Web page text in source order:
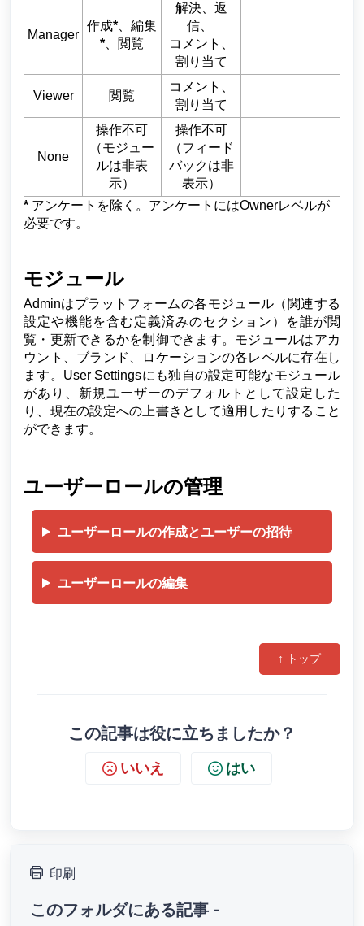
Manager
作成* 、編集
* 、閲覧
解決、返
信、
コメント、
割り当て
Viewer 閲覧
コメント、
割り当て
None
操作不可
（モジュー
ルは非表
示）
操作不可
（フィード
バックは非
表示）
* アンケートを除く。アンケートにはOwnerレベルが
必要です。
モジュール
Adminはプラットフォームの各モジュール（関連する
設定や機能を含む定義済みのセクション）を誰が閲
覧・更新できるかを制御できます。モジュールはアカ
ウント、ブランド、ロケーションの各レベルに存在し
ます。User Settingsにも独自の設定可能なモジュール
があり、新規ユーザーのデフォルトとして設定した
り、現在の設定への上書きとして適用したりすること
ができます。
ユーザーロールの管理
ユーザーロールの作成とユーザーの招待
ユーザーロールの編集
↑ トップ
この記事は役に立ちましたか？
いいえ はい
印刷
このフォルダにある記事 -